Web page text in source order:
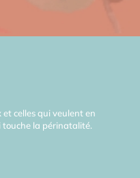
celles qui veulent en
la périnatalité.